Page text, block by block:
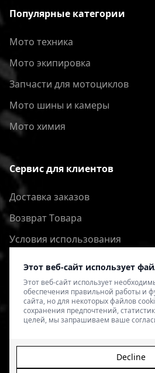
Этот веб-сайт использует
Этот веб-сайт использует
обеспечения правильной работы и
сайта, но для некоторых файлов
сохранения предпочтений,
целей, мы запрашиваем ваше
Decline
Популярные категории
Мото техника
Мото экипировка
Запчасти для мотоциклов
Мото шины и камеры
Мото химия
Сервис для клиентов
Доставка заказов
Bозврат Tовара
Условия использования
Политика конфиденциальности